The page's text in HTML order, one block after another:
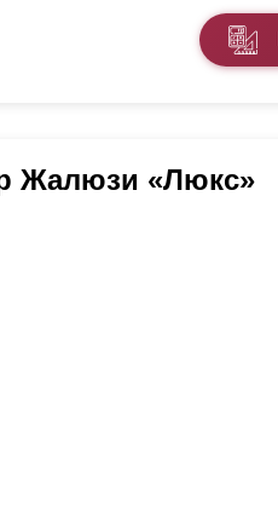
Жалюзи «Люкс»